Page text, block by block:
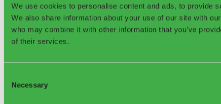
We use cookies to personalise content and ads, to provide
We also share information about your use of our site with
who may combine it with other information that you’ve
of their services.
Selection
Necessary
Σχετικά με εμάς
©2026, Sensoneo j. s. a. Με επιφύλαξη παντός δικαιώματος.